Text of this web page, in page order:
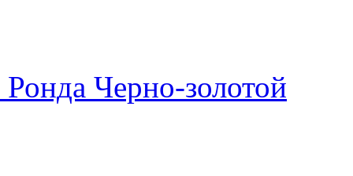
Черно-золотой